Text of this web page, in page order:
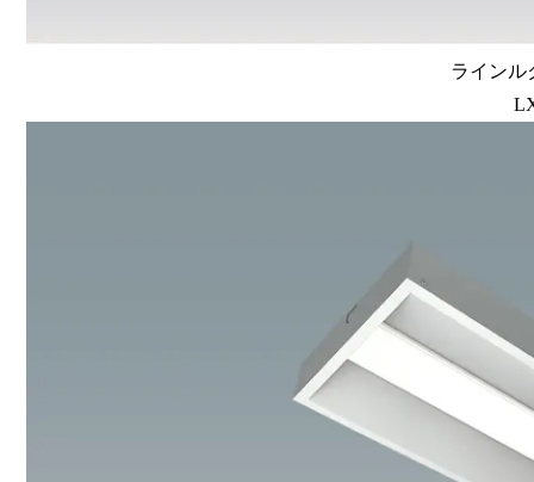
ラインル